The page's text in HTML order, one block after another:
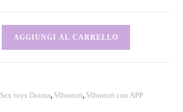
AGGIUNGI AL CARRELLO
Sex toys Donna,Vibratori,Vibratori con APP